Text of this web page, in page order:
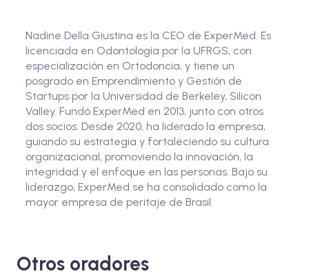
Nadine Della Giustina es la CEO de ExperMed. Es
licenciada en Odontología por la UFRGS, con
especialización en Ortodoncia, y tiene un
posgrado en Emprendimiento y Gestión de
Startups por la Universidad de Berkeley, Silicon
Valley. Fundó ExperMed en 2013, junto con otros
dos socios. Desde 2020, ha liderado la empresa,
guiando su estrategia y fortaleciendo su cultura
organizacional, promoviendo la innovación, la
integridad y el enfoque en las personas. Bajo su
liderazgo, ExperMed se ha consolidado como la
mayor empresa de peritaje de Brasil.
Otros oradores